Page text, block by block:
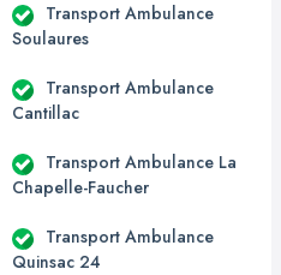
Transport Ambulance
Soulaures
Transport Ambulance
Cantillac
Transport Ambulance La
Chapelle-Faucher
Transport Ambulance
Quinsac 24